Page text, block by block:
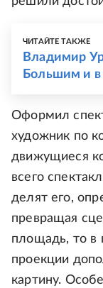
ЧИТАЙТЕ ТАКЖЕ
Владимир
Большим и
Оформил
художник по
движущиеся
всего
делят его,
превращая
площадь, то в
проекции
картину.